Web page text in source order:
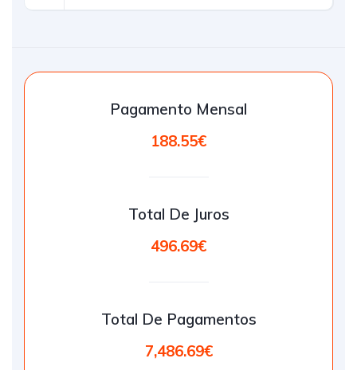
Pagamento Mensal
188.55€
Total De Juros
496.69€
Total De Pagamentos
7,486.69€